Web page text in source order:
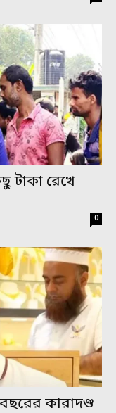
টাকা রেখে
0
কারাদণ্ড